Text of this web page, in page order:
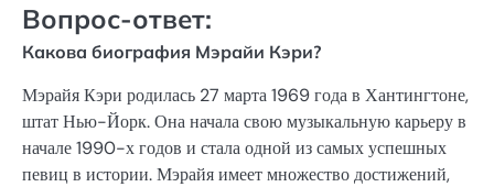
Вопрос-ответ:
Какова биография Мэрайи Кэри?
Мэрайя Кэри родилась 27 марта 1969 года в Хантингтоне,
штат Нью-Йорк. Она начала свою музыкальную карьеру в
начале 1990-х годов и стала одной из самых успешных
певиц в истории. Мэрайя имеет множество достижений,